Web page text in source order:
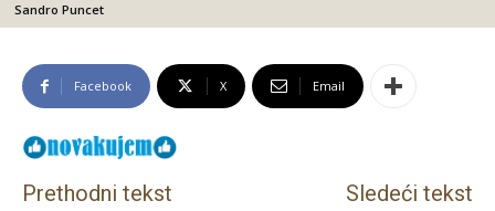
Sandro Puncet
Facebook X Email
Prethodni tekst Sledeći tekst